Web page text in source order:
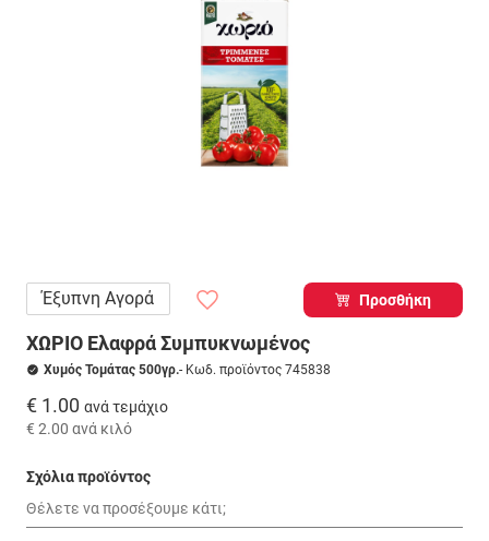
Έξυπνη Αγορά Προσθήκη
ΧΩΡΙΟ Ελαφρά Συμπυκνωμένος
Χυμός Τομάτας 500γρ.- Κωδ. προϊόντος 745838
€ 1.00 ανά τεμάχιο
€ 2.00 ανά κιλό
Σχόλια προϊόντος